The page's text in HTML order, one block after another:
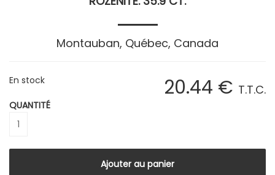
Montauban, Québec, Canada
20.44 € T.T.C.
En stock
QUANTITÉ